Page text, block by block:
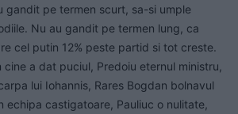
gandit pe termen scurt, sa-si umple
Nu au gandit pe termen lung, ca
cel putin 12% peste partid si tot creste.
cine a dat puciul, Predoiu eternul ministru,
lui Iohannis, Rares Bogdan bolnavul
echipa castigatoare, Pauliuc o nulitate,